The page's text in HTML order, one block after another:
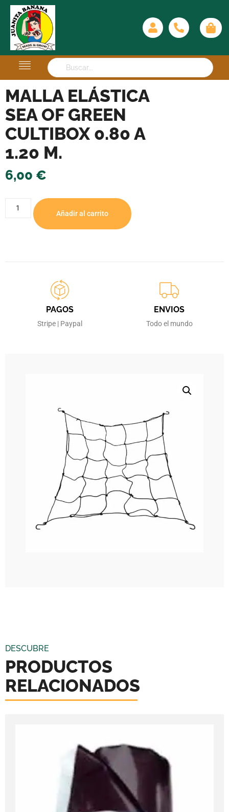
MALLA ELÁSTICA
SEA OF GREEN
CULTIBOX 0.80 A
1.20 M.
6,00 €
Añadir al carrito
PAGOS
Stripe | Paypal
ENVIOS
Todo el mundo
DESCUBRE
PRODUCTOS
RELACIONADOS